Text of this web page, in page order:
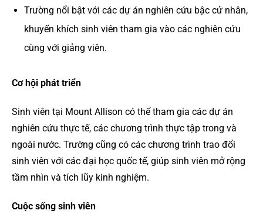
Trường nổi bật với các dự án nghiên cứu bậc cử nhân,
khuyến khích sinh viên tham gia vào các nghiên cứu
cùng với giảng viên.
Cơ hội phát triển
Sinh viên tại Mount Allison có thể tham gia các dự án
nghiên cứu thực tế, các chương trình thực tập trong và
ngoài nước. Trường cũng có các chương trình trao đổi
sinh viên với các đại học quốc tế, giúp sinh viên mở rộng
tầm nhìn và tích lũy kinh nghiệm.
Cuộc sống sinh viên